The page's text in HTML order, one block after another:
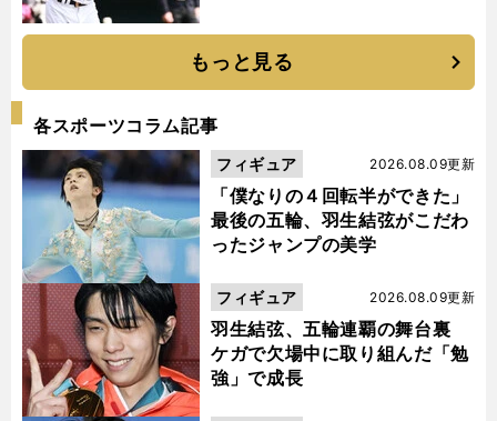
もっと見る
各スポーツコラム記事
「僕なりの４回転半ができた」
最後の五輪、羽生結弦がこだわ
ったジャンプの美学
2026.08.09更新
フィギュア
羽生結弦、五輪連覇の舞台裏
ケガで欠場中に取り組んだ「勉
強」で成長
2026.08.09更新
フィギュア